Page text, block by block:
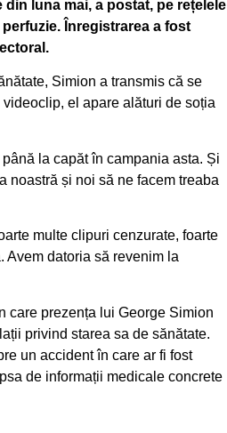
luna mai, a postat, pe rețelele
Înregistrarea a fost
Simion a transmis că se
el apare alături de soția
la capăt în campania asta. Și
noastră și noi să ne facem treaba
multe clipuri cenzurate, foarte
Avem datoria să revenim la
care prezența lui George Simion
privind starea sa de sănătate.
un accident în care ar fi fost
de informații medicale concrete